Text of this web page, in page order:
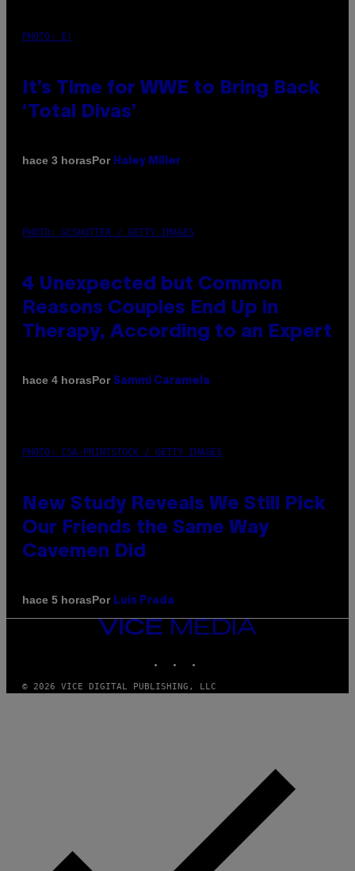
PHOTO: E!
It’s Time for WWE to Bring Back
‘Total Divas’
hace 3 horasPor Haley Miller
PHOTO: GCSHUTTER / GETTY IMAGES
4 Unexpected but Common
Reasons Couples End Up in
Therapy, According to an Expert
hace 4 horasPor Sammi Caramela
PHOTO: CSA-PRINTSTOCK / GETTY IMAGES
New Study Reveals We Still Pick
Our Friends the Same Way
Cavemen Did
hace 5 horasPor Luis Prada
VICE
MEDIA
© 2026 VICE DIGITAL PUBLISHING, LLC